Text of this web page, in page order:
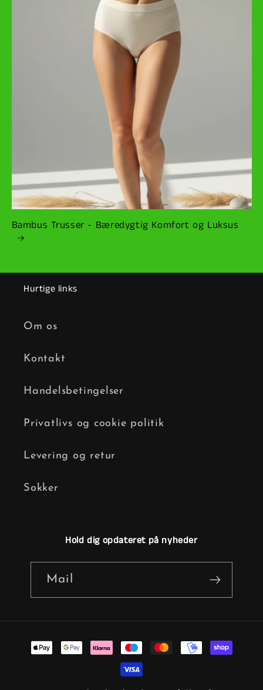
Bambus Trusser - Bæredygtig Komfort og Luksus
Hurtige links
Om os
Kontakt
Handelsbetingelser
Privatlivs og cookie politik
Levering og retur
Sokker
Hold dig opdateret på nyheder
Mail
Betalingsmetoder